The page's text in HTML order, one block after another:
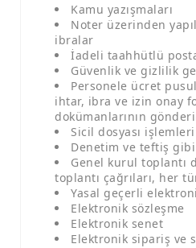
Kamu yazışmaları
Noter üzerinden
ibralar
İadeli taahhütlü
Güvenlik ve gizlilik
Personele ücret
ihtar, ibra ve izin onay
dokümanlarının
Sicil dosyası işlemleri
Denetim ve teftiş
Genel kurul toplantı
toplantı çağrıları, her
Yasal geçerli
Elektronik sözleşme
Elektronik senet
Elektronik sipariş ve